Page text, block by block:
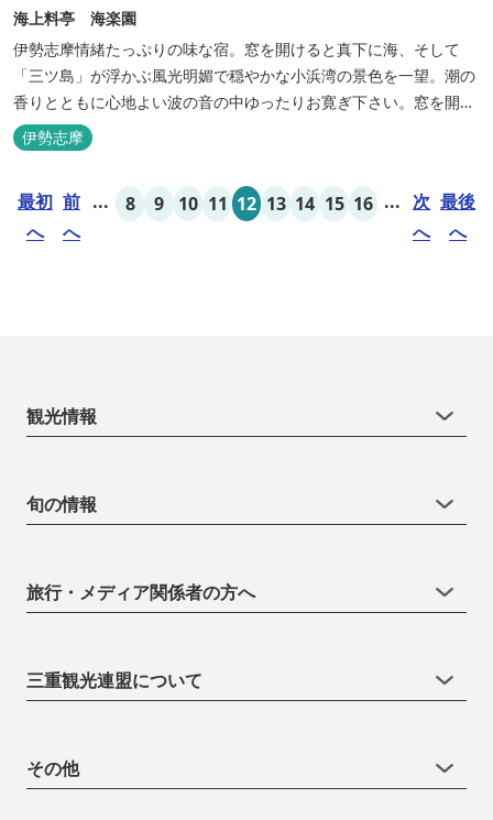
海上料亭 海楽園
伊勢志摩情緒たっぷりの味な宿。窓を開けると真下に海、そして
「三ツ島」が浮かぶ風光明媚で穏やかな小浜湾の景色を一望。潮の
香りとともに心地よい波の音の中ゆったりお寛ぎ下さい。窓を開け
浴衣姿でのんびり太公望！ 部屋から釣りができる「座敷釣り」は当
館ならではの名物。（貸しざお／エサ付要予約） 海水温泉露天風呂
問い合わせください。
伊勢志摩
最初
へ
前
へ
... 8 9 10 11 12 13 14 15 16 ... 次
へ
最後
へ
観光情報
旬の情報
旅行・メディア関係者の方へ
三重観光連盟について
その他